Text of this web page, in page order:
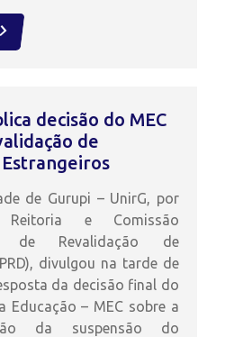
decisão do MEC
de
de Gurupi – UnirG, por
e Comissão
de Revalidação de
divulgou na tarde de
da decisão final do
Educação – MEC sobre a
da suspensão do